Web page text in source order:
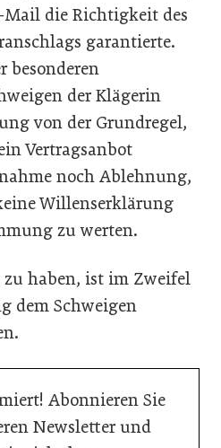
Mail die Richtigkeit des
garantierte.
besonderen
der Klägerin
von der Grundregel,
Vertragsanbot
noch Ablehnung,
Willenserklärung
zu werten.
zu haben, ist im Zweifel
dem Schweigen
Abonnieren Sie
Newsletter und